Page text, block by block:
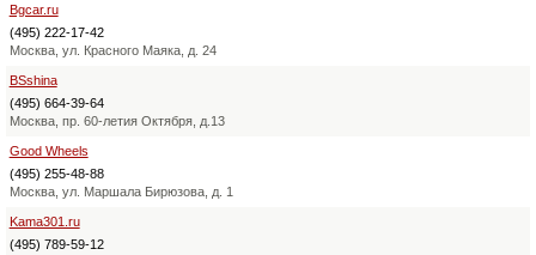
Bgcar.ru
(495) 222-17-42
Москва, ул. Красного Маяка, д. 24
BSshina
(495) 664-39-64
Москва, пр. 60-летия Октября, д.13
Good Wheels
(495) 255-48-88
Москва, ул. Маршала Бирюзова, д. 1
Kama301.ru
(495) 789-59-12